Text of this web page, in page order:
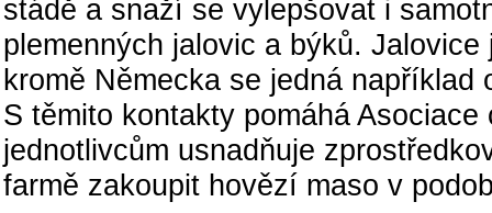
stádě a snaží se vylepšovat i
plemenných jalovic a býků.
kromě Německa se jedná
S těmito kontakty pomáhá
jednotlivcům usnadňuje
farmě zakoupit hovězí maso v